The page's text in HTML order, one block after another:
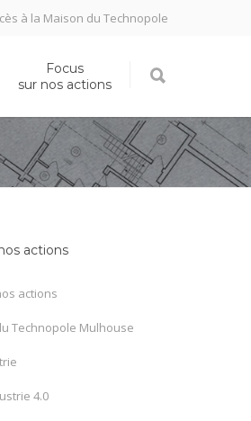
à la Maison du Technopole
Focus
sur nos actions
actions
actions
Technopole Mulhouse
4.0